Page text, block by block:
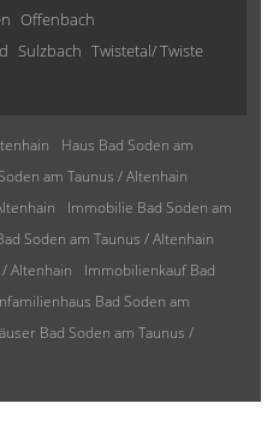
Offenbach
Sulzbach Twistetal/ Twiste
Haus Bad Soden am
am Taunus / Altenhain
Immobilie Bad Soden am
Soden am Taunus / Altenhain
Altenhain
Immobilienkauf Bad
Bad Soden am
Bad Soden am Taunus /